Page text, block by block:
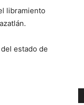
libramiento
estado de